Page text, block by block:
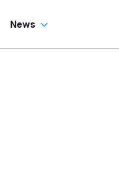
News